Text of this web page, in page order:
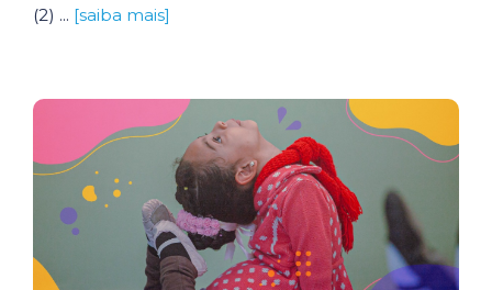
(2) ... [saiba mais]